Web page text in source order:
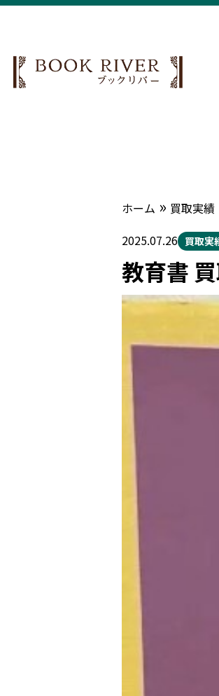
ホーム » 買取実績
2025.07.26 買取実
教育書